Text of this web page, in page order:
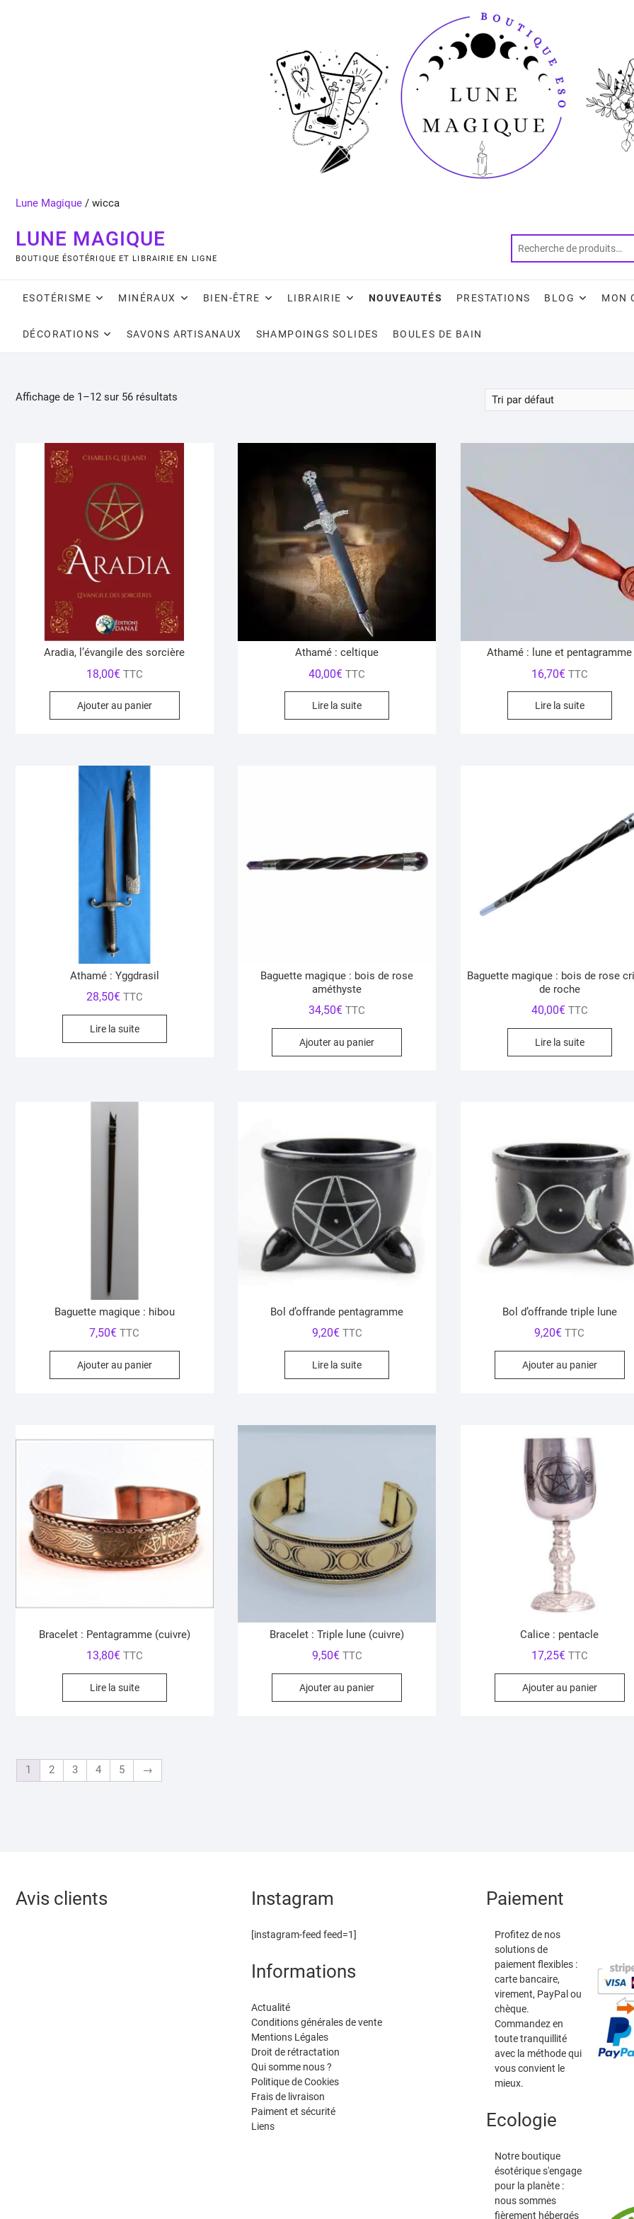
Lune Magique / wicca
LUNE MAGIQUE
BOUTIQUE ÉSOTÉRIQUE ET LIBRAIRIE EN LIGNE
ESOTÉRISME MINÉRAUX BIEN-ÊTRE LIBRAIRIE NOUVEAUTÉS PRESTATIONS BLOG MON
DÉCORATIONS SAVONS ARTISANAUX SHAMPOINGS SOLIDES BOULES DE BAIN
Affichage de 1–12 sur 56 résultats
Aradia, l’évangile des sorcière
18,00€ TTC
Ajouter au panier
Athamé : celtique
40,00€ TTC
Lire la suite
Athamé : lune et pentagramme
16,70€ TTC
Lire la suite
Athamé : Yggdrasil
28,50€ TTC
Lire la suite
Baguette magique : bois de rose
améthyste
34,50€ TTC
Ajouter au panier
Baguette magique : bois de rose
de roche
40,00€ TTC
Lire la suite
Baguette magique : hibou
7,50€ TTC
Ajouter au panier
Bol d’offrande pentagramme
9,20€ TTC
Lire la suite
Bol d’offrande triple lune
9,20€ TTC
Ajouter au panier
Bracelet : Pentagramme (cuivre)
13,80€ TTC
Lire la suite
Bracelet : Triple lune (cuivre)
9,50€ TTC
Ajouter au panier
Calice : pentacle
17,25€ TTC
Ajouter au panier
1 2 3 4 5 →
Avis clients Instagram
[instagram-feed feed=1]
Informations
Actualité
Conditions générales de vente
Mentions Légales
Droit de rétractation
Qui somme nous ?
Politique de Cookies
Frais de livraison
Paiment et sécurité
Liens
Paiement
Profitez de nos
solutions de
paiement flexibles :
carte bancaire,
virement, PayPal ou
chèque.
Commandez en
toute tranquillité
avec la méthode qui
vous convient le
mieux.
Ecologie
Notre boutique
ésotérique s'engage
pour la planète :
nous sommes
fièrement hébergés